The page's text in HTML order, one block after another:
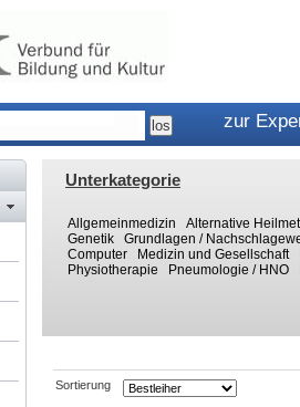
zur
Unterkategorie
Allgemeinmedizin
Alternative
Genetik
Grundlagen /
Computer
Medizin und Gesellschaft
Physiotherapie
Pneumologie / HNO
Sortierung